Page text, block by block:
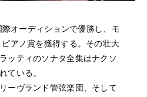
オーディションで優勝し、モ
アノ賞を獲得する。その壮大
ッティのソナタ全集はナクソ
ている。
ーヴランド管弦楽団、そして